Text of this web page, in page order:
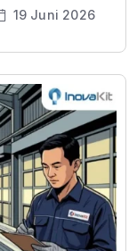
19 Juni 2026